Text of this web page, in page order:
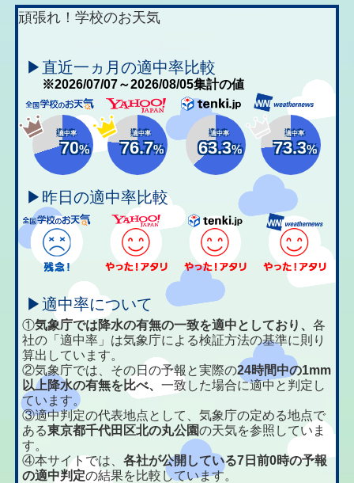
頑張れ！学校のお天気
▶直近一ヵ月の適中率比較
※2026/07/07～2026/08/05集計の値
適中率
70%
適中率
76.7%
適中率
63.3%
適中率
73.3%
▶昨日の適中率比較
▶適中率について
①気象庁では降水の有無の一致を適中としており、各
社の「適中率」は気象庁による検証方法の基準に則り
算出しています。
②気象庁では、その日の予報と実際の24時間中の1mm
以上降水の有無を比べ、一致した場合に適中と判定し
ています。
③適中判定の代表地点として、気象庁の定める地点で
ある東京都千代田区北の丸公園の天気を参照していま
す。
④本サイトでは、各社が公開している7日前0時の予報
の適中判定の結果を比較しています。